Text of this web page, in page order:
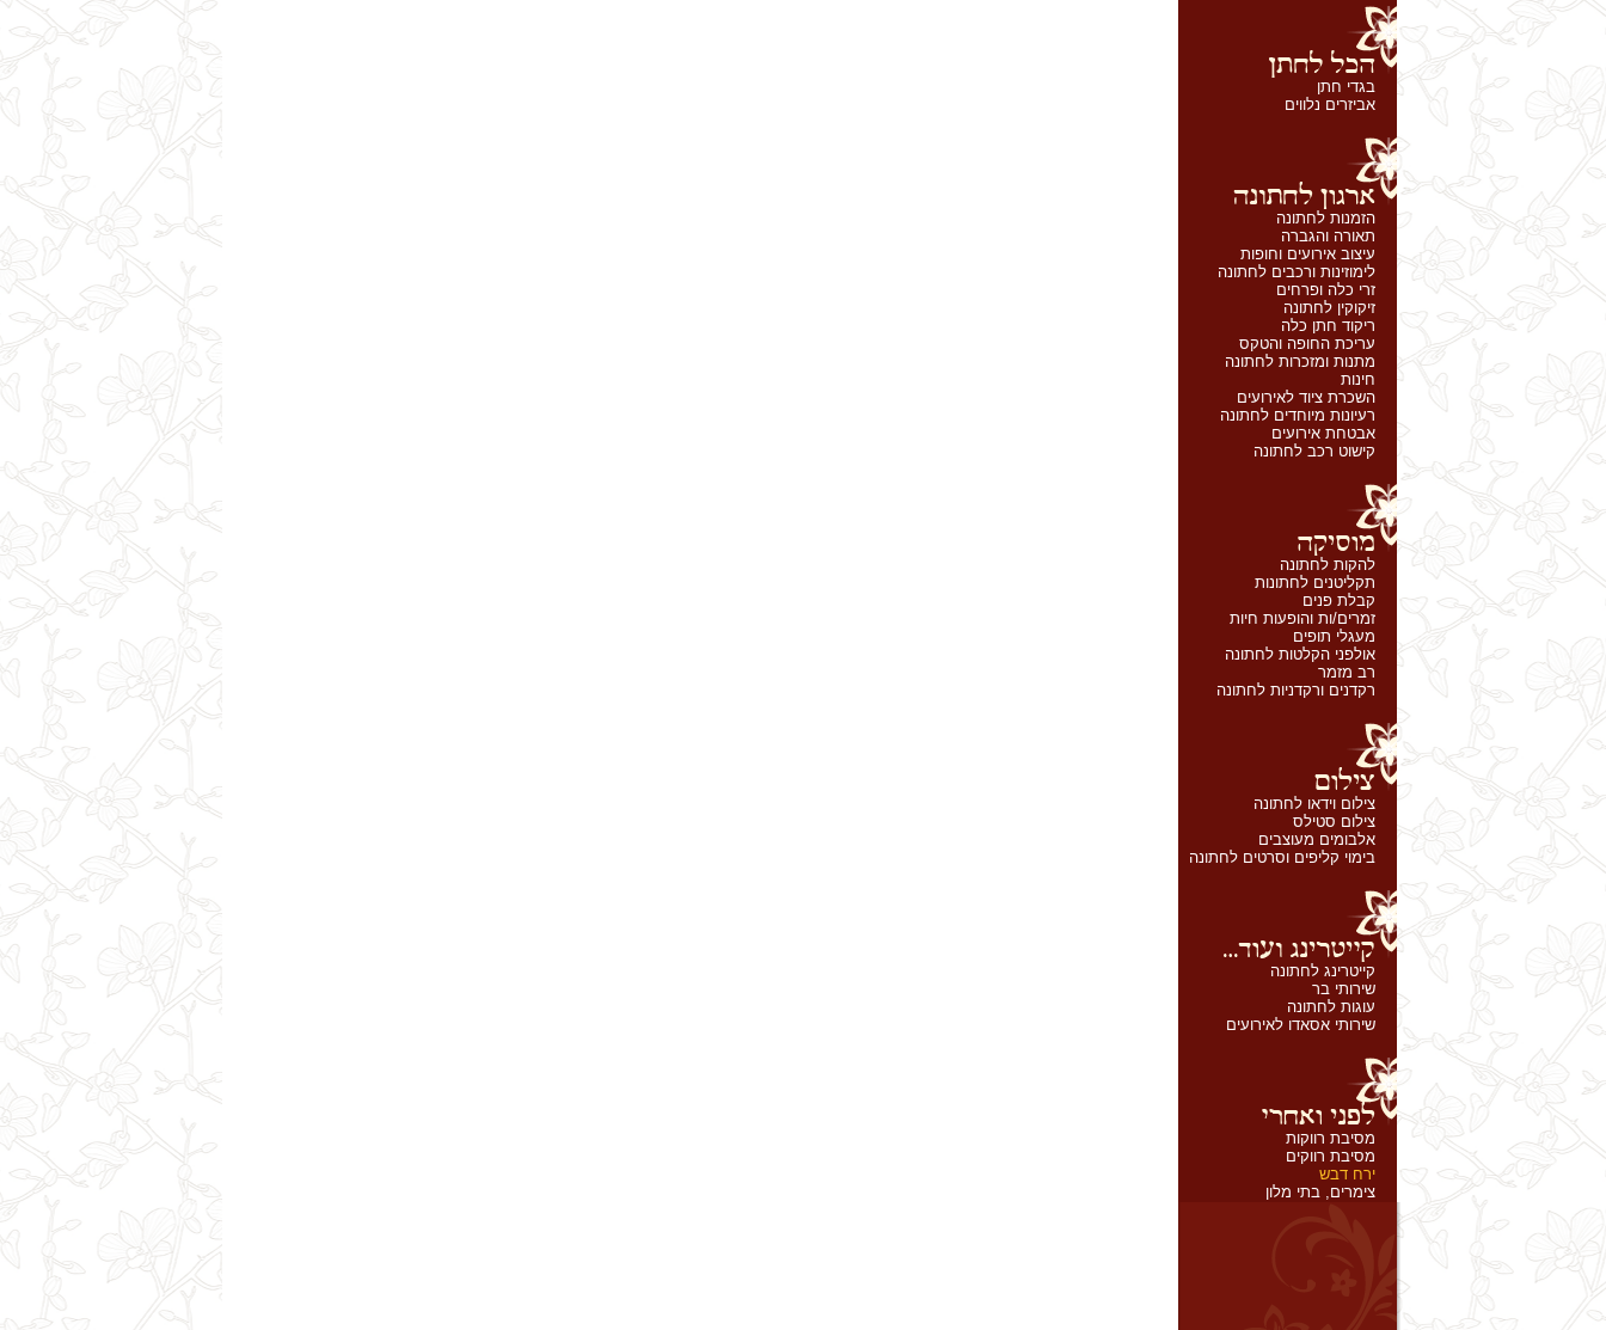
בגדי חתן
אביזרים נלווים
הזמנות לחתונה
תאורה והגברה
עיצוב אירועים וחופות
לימוזינות ורכבים לחתונה
זרי כלה ופרחים
זיקוקין לחתונה
ריקוד חתן כלה
עריכת החופה והטקס
מתנות ומזכרות לחתונה
חינות
השכרת ציוד לאירועים
רעיונות מיוחדים לחתונה
אבטחת אירועים
קישוט רכב לחתונה
להקות לחתונה
תקליטנים לחתונות
קבלת פנים
זמרים/ות והופעות חיות
מעגלי תופים
אולפני הקלטות לחתונה
רב מזמר
רקדנים ורקדניות לחתונה
צילום וידאו לחתונה
צילום סטילס
אלבומים מעוצבים
בימוי קליפים וסרטים לחתונה
קייטרינג לחתונה
שירותי בר
עוגות לחתונה
שירותי אסאדו לאירועים
מסיבת רווקות
מסיבת רווקים
ירח דבש
צימרים, בתי מלון